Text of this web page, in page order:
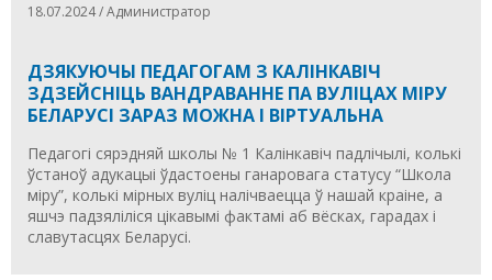
18.07.2024 / Администратор
ДЗЯКУЮЧЫ ПЕДАГОГАМ З КАЛІНКАВІЧ
ЗДЗЕЙСНІЦЬ ВАНДРАВАННЕ ПА ВУЛІЦАХ МІРУ
БЕЛАРУСІ ЗАРАЗ МОЖНА І ВІРТУАЛЬНА
Педагогі сярэдняй школы № 1 Калінкавіч падлічылі, колькі
ўстаноў адукацыі ўдастоены ганаровага статусу “Школа
міру”, колькі мірных вуліц налічваецца ў нашай краіне, а
яшчэ падзяліліся цікавымі фактамі аб вёсках, гарадах і
славутасцях Беларусі.